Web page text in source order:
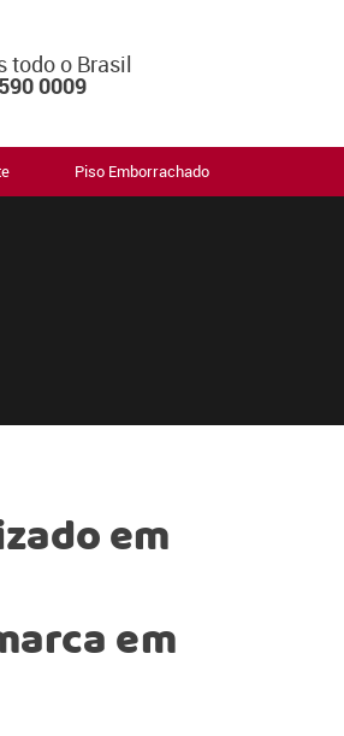
todo o Brasil
0009
Piso Emborrachado
em
em